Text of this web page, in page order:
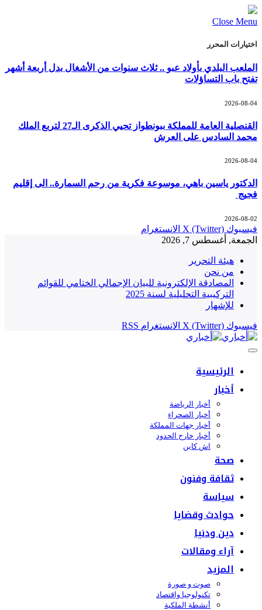
Close Menu
اختيارات المحرر
الملعب البلدي بأولاد عبو .. ثلاث سنوات من الأشغال بدل أربعة أشهر
تفتح باب التساؤلات
2026-08-04
القنصلية العامة للمملكة ببونطواز تحيي الذكرى الـ27 لتربع الملك
محمد السادس على العرش
2026-08-04
الدكتور ياسين باهي، موسوعة فكرية من رحم السمارة.. الى إقليم
فجيج
2026-08-02
فيسبوك X (Twitter) الانستغرام
الجمعة, أغسطس 7, 2026
هيئة التحرير
من نحن
المصادقة الإلكترونية للبيان الإجمالي الختامي للقوائم
التركيبية التحليلية لسنة 2025
للإشهار
فيسبوك X (Twitter) الانستغرام RSS
الرئيسية
أخبار
أخبار الرياضة
أخبار الصحراء
أخبار جهات المملكة
أخبار خارج الحدود
اش كاين
صحة
ثقافة وفنون
سياسة
حوادث وقضايا
دين ودنيا
آراء ومقالات
المزيد
صوت و صورة
تكنولوجيا واقتصاد
أنشطة الملكية